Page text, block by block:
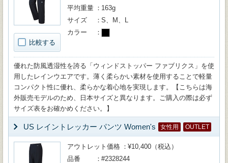
比較する
平均重量
163g
サイズ
S、M、L
カラー
優れた防風透湿性を誇る「ウィンドストッパー ファブリクス」を使
用したレインウエアです。薄く柔らかい素材を使用することで軽量
コンパクト性に優れ、柔らかな着心地を実現します。【こちらは海
外販売モデルのため、日本サイズと異なります。ご購入の際は必ず
サイズ表をお確かめください。】
US レイントレッカー パンツ Women's 女性用 OUTLET
アウトレット価格
¥10,400（税込）
品番
#2328244